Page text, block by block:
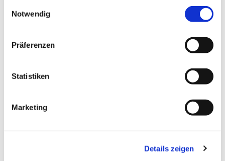
Notwendig
Präferenzen
Statistiken
Marketing
Details zeigen
Dies könnte Sie auch